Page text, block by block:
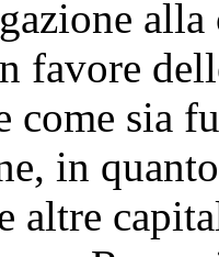
favore
come sia
in
altre